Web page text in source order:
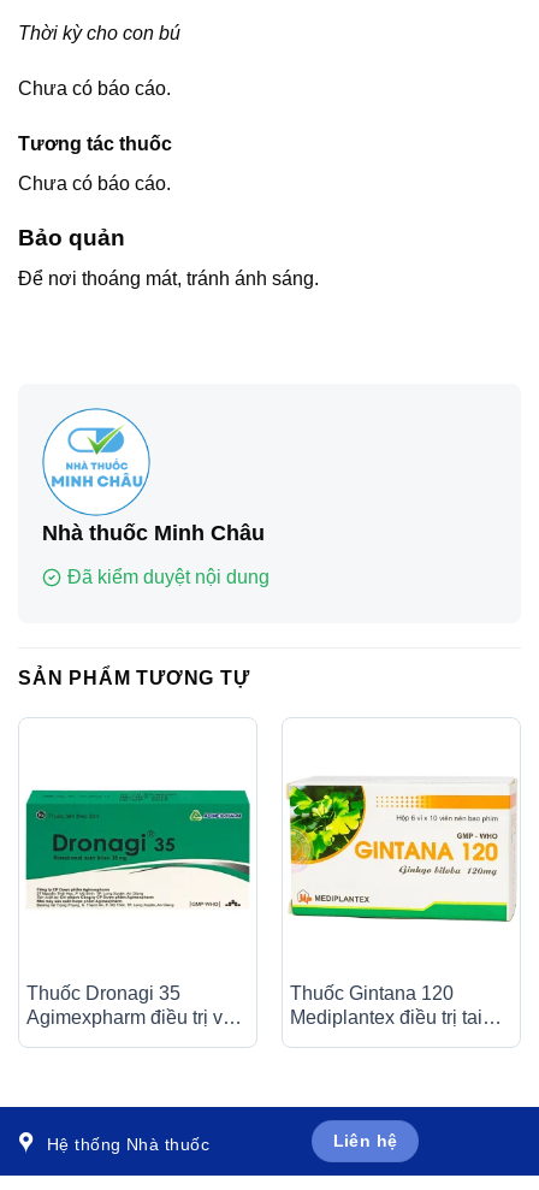
Thời kỳ cho con bú
Chưa có báo cáo.
Tương tác thuốc
Chưa có báo cáo.
Bảo quản
Để nơi thoáng mát, tránh ánh sáng.
Nhà thuốc Minh Châu
Đã kiểm duyệt nội dung
SẢN PHẨM TƯƠNG TỰ
Thuốc Dronagi 35
Agimexpharm điều trị và
Thuốc Gintana 120
Mediplantex điều trị tai
Hệ thống Nhà thuốc Liên hệ